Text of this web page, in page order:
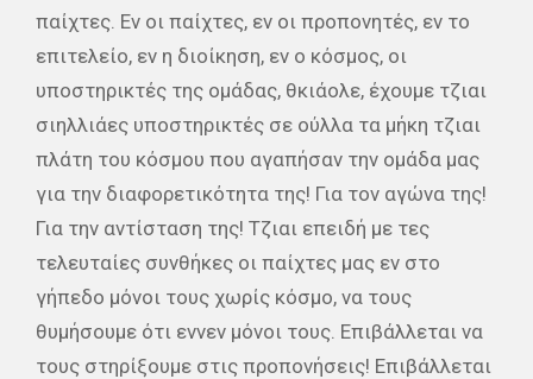
παίχτες. Εν οι παίχτες, εν οι προπονητές, εν το
επιτελείο, εν η διοίκηση, εν ο κόσμος, οι
υποστηρικτές της ομάδας, θκιάολε, έχουμε τζιαι
σιηλλιάες υποστηρικτές σε ούλλα τα μήκη τζιαι
πλάτη του κόσμου που αγαπήσαν την ομάδα μας
για την διαφορετικότητα της! Για τον αγώνα της!
Για την αντίσταση της! Τζιαι επειδή με τες
τελευταίες συνθήκες οι παίχτες μας εν στο
γήπεδο μόνοι τους χωρίς κόσμο, να τους
θυμήσουμε ότι εννεν μόνοι τους. Επιβάλλεται να
τους στηρίξουμε στις προπονήσεις! Επιβάλλεται